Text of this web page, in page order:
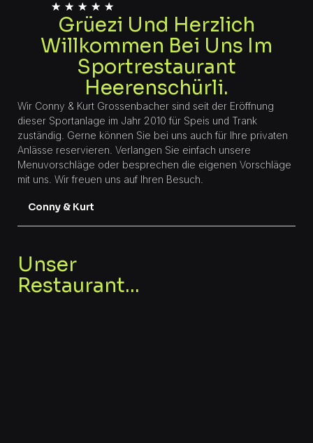
★ ★ ★ ★ ★
Grüezi Und Herzlich
Willkommen Bei Uns Im
Sportrestaurant
Heerenschürli.
Wir Conny & Kurt Grossenbacher sind seit der Eröffnung
dieser Sportanlage im Jahr 2010 für Speis und Trank
zuständig. Gerne können Sie bei uns auch für Ihre privaten
Anlässe reservieren. Verlangen Sie einfach unsere
Menuvorschläge oder besprechen die eigenen Vorschläge
mit uns. Wir freuen uns auf Ihren Besuch.
Conny & Kurt
Unser
Restaurant...